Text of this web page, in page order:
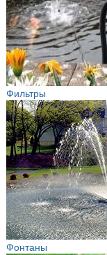
Фильтры
Фонтаны